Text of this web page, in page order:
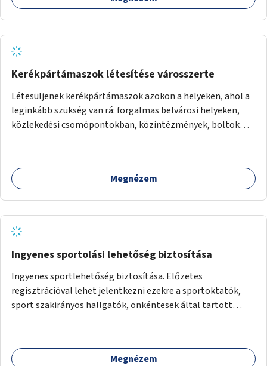
Kerékpártámaszok létesítése városszerte
Létesüljenek kerékpártámaszok azokon a helyeken, ahol a
leginkább szükség van rá: forgalmas belvárosi helyeken,
közlekedési csomópontokban, közintézmények, boltok
Megnézem
Ingyenes sportolási lehetőség biztosítása
Ingyenes sportlehetőség biztosítása. Előzetes
regisztrációval lehet jelentkezni ezekre a sportoktatók,
sport szakirányos hallgatók, önkéntesek által tartott
Megnézem